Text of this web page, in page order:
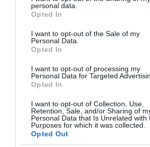
grant or deny consent to Google and its
use your data for below specified
consent section.
personal data.
Opted In
I want to opt-out of the Sale of my
Personal Data.
Opted In
I want to opt-out of processing my
Personal Data for Targeted
Opted In
I want to opt-out of Collection, Use,
Retention, Sale, and/or Sharing of
Personal Data that Is Unrelated with
Purposes for which it was collected.
Opted Out